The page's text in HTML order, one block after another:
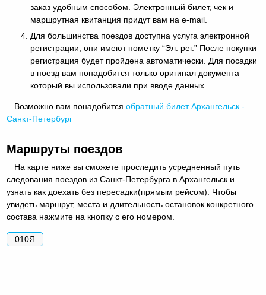
заказ удобным способом. Электронный билет, чек и
маршрутная квитанция придут вам на e-mail.
Для большинства поездов доступна услуга электронной
регистрации, они имеют пометку “Эл. рег.” После покупки
регистрация будет пройдена автоматически. Для посадки
в поезд вам понадобится только оригинал документа
который вы использовали при вводе данных.
Возможно вам понадобитсяобратный билет Архангельск -
Санкт-Петербург
Маршруты поездов
На карте ниже вы сможете проследить усредненный путь
следования поездов из Санкт-Петербурга в Архангельск и
узнать как доехать без пересадки(прямым рейсом). Чтобы
увидеть маршрут, места и длительность остановок конкретного
состава нажмите на кнопку с его номером.
010Я